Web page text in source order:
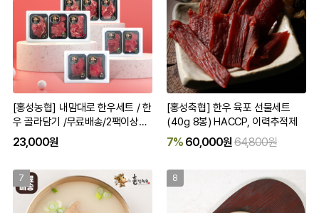
[홍성농협] 내맘대로 한우세트 / 한
우 골라담기 /무료배송/2팩이상구
입가능
23,000원
[홍성축협] 한우 육포 선물세트
(40g 8봉) HACCP, 이력추적제
7% 60,000원64,800원
7 8